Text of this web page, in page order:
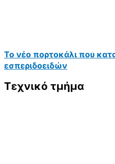
Το νέο πορτοκάλι που
εσπεριδοειδών
Τεχνικό τμήμα